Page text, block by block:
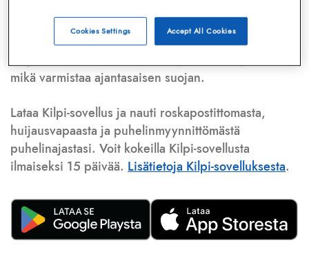
Lisäksi tunnistamme automaattisesti, jos kyseessä on
puhelinhuijarin numero, sähköpostiosoitetai
huijausviesti. Tietokantaamme päivitetään jatkuvasti,
mikä varmistaa ajantasaisen suojan.
Lataa Kilpi-sovellus ja nauti roskapostittomasta,
huijausvapaasta ja puhelinmyynnittömästä
puhelinajastasi. Voit kokeilla Kilpi-sovellusta
ilmaiseksi 15 päivää. Lisätietoja Kilpi-sovelluksesta.
Accept All Cookies
Cookies Settings